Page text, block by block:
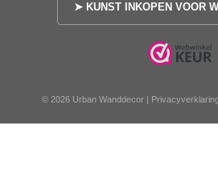
➤ KUNST INKOPEN VOOR
© 2026 Urban Wanddecor |